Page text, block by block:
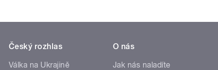
Český rozhlas
Válka na Ukrajině
O nás
Jak nás naladíte